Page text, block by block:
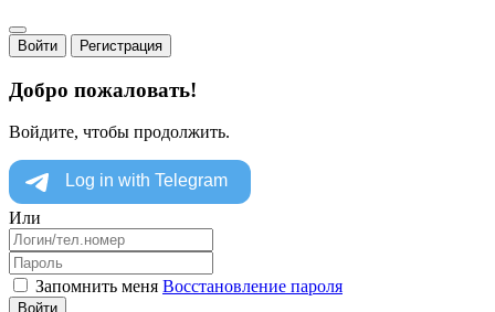
Войти Регистрация
Добро пожаловать!
Войдите, чтобы продолжить.
Или
Запомнить меня Восстановление пароля
Войти